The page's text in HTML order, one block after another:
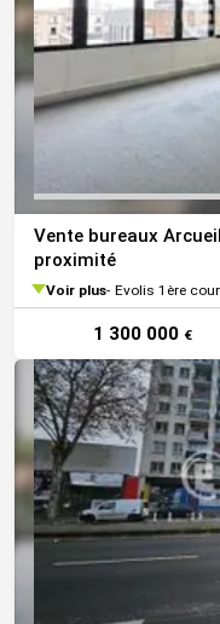
Vente bureaux
proximité
Voir plus Evolis 1ère
1 300 000 €